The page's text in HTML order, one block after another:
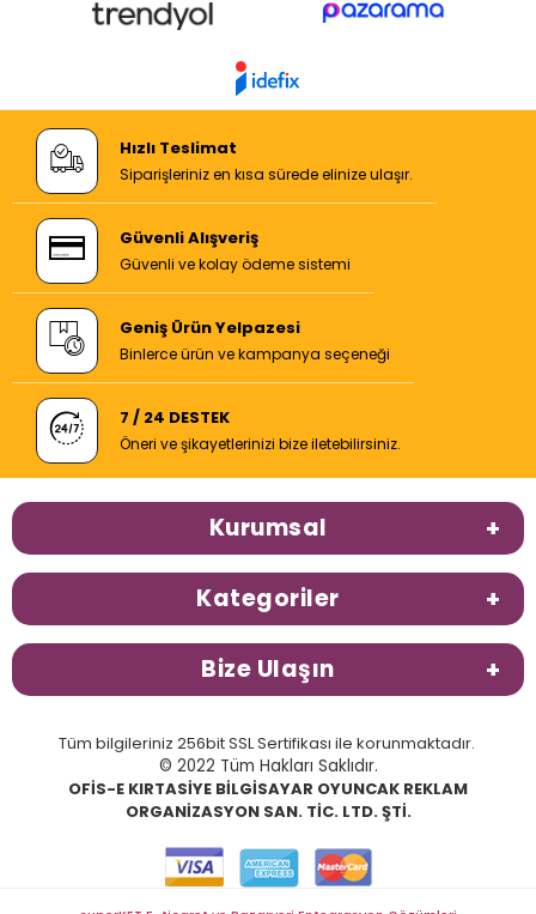
Hızlı Teslimat
Siparişleriniz en kısa sürede elinize ulaşır.
Güvenli Alışveriş
Güvenli ve kolay ödeme sistemi
Geniş Ürün Yelpazesi
Binlerce ürün ve kampanya seçeneği
7 / 24 DESTEK
Öneri ve şikayetlerinizi bize iletebilirsiniz.
Kurumsal
Kategoriler
Bize Ulaşın
Tüm bilgileriniz 256bit SSL Sertifikası ile korunmaktadır.
© 2022 Tüm Hakları Saklıdır.
OFİS-E KIRTASİYE BİLGİSAYAR OYUNCAK REKLAM
ORGANİZASYON SAN. TİC. LTD. ŞTİ.